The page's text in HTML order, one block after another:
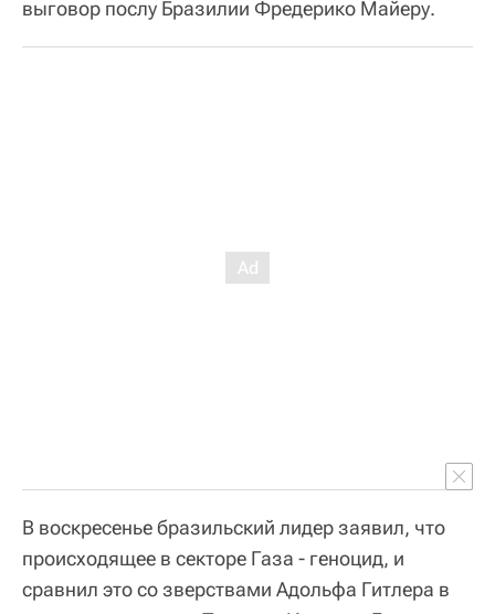
выговор послу Бразилии Фредерико Майеру.
В воскресенье бразильский лидер заявил, что
происходящее в секторе Газа - геноцид, и
сравнил это со зверствами Адольфа Гитлера в